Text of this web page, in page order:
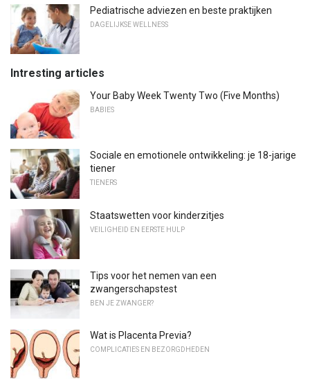
Pediatrische adviezen en beste praktijken
DAGELIJKSE WELLNESS
Intresting articles
Your Baby Week Twenty Two (Five Months)
BABIES
Sociale en emotionele ontwikkeling: je 18-jarige
tiener
TIENERS
Staatswetten voor kinderzitjes
VEILIGHEID EN EERSTE HULP
Tips voor het nemen van een
zwangerschapstest
BEN JE ZWANGER?
Wat is Placenta Previa?
COMPLICATIES EN BEZORGDHEDEN